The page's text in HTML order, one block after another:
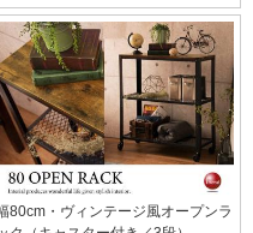
80cm・ヴィンテージ風オープンラ